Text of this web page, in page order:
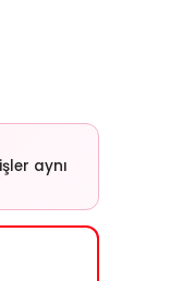
aynı